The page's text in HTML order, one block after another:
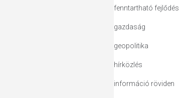
fenntartható fejlődés
gazdaság
geopolitika
hírközlés
információ röviden